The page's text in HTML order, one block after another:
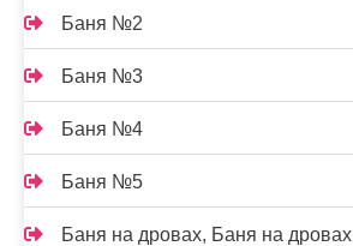
Баня №2
Баня №3
Баня №4
Баня №5
Баня на дровах, Баня на дровах